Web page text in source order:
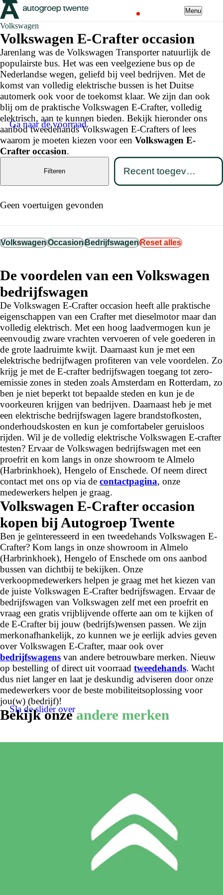
Menu
Volkswagen
Volkswagen E-Crafter occasion
Jarenlang was de Volkswagen Transporter natuurlijk de
populairste bus. Het was een veelgeziene bus op de
Nederlandse wegen, geliefd bij veel bedrijven. Met de
komst van volledig elektrische bussen is het Duitse
automerk ook voor de toekomst klaar. We zijn dan ook
blij om de praktische Volkswagen E-Crafter, volledig
elektrisch, aan te kunnen bieden. Bekijk hieronder ons
aanbod tweedehands Volkswagen E-Crafters of lees
waarom je moeten kiezen voor een Volkswagen E-
Crafter occasion.
Ga naar de voorraad
Geen voertuigen gevonden
Filteren
VolkswagenOccasionBedrijfswagenReset alles
De voordelen van een Volkswagen
bedrijfswagen
De Volkswagen E-Crafter occasion heeft alle praktische
eigenschappen van een Crafter met dieselmotor maar dan
volledig elektrisch. Met een hoog laadvermogen kun je
eenvoudig zware vrachten vervoeren of vele goederen in
de grote laadruimte kwijt. Daarnaast kun je met een
elektrische bedrijfwagen profiteren van vele voordelen. Zo
krijg je met de E-crafter bedrijfswagen toegang tot zero-
emissie zones in steden zoals Amsterdam en Rotterdam, zo
ben je niet beperkt tot bepaalde steden en kun je de
voorkeuren krijgen van bedrijven. Daarnaast heb je met
een elektrische bedrijfswagen lagere brandstofkosten,
onderhoudskosten en kun je comfortabeler geruisloos
rijden. Wil je de volledig elektrische Volkswagen E-crafter
testen? Ervaar de Volkswagen bedrijfswagen met een
proefrit en kom langs in onze showroom te Almelo
(Harbrinkhoek), Hengelo of Enschede. Of neem direct
contact met ons op via de contactpagina, onze
medewerkers helpen je graag.
Volkswagen E-Crafter occasion
kopen bij Autogroep Twente
Ben je geïnteresseerd in een tweedehands Volkswagen E-
Crafter? Kom langs in onze showroom in Almelo
(Harbrinkhoek), Hengelo of Enschede om ons aanbod
bussen van dichtbij te bekijken. Onze
verkoopmedewerkers helpen je graag met het kiezen van
de juiste Volkswagen E-Crafter bedrijfswagen. Ervaar de
bedrijfswagen van Volkswagen zelf met een proefrit en
vraag een gratis vrijblijvende offerte aan om te kijken of
de E-Crafter bij jouw (bedrijfs)wensen passen. We zijn
merkonafhankelijk, zo kunnen we je eerlijk advies geven
over Volkswagen E-Crafter, maar ook over
bedrijfswagens van andere betrouwbare merken. Nieuw
op bestelling of direct uit voorraad tweedehands. Wacht
dus niet langer en laat je deskundig adviseren door onze
medewerkers voor de beste mobiliteitsoplossing voor
jou(w) (bedrijf)!
Bekijk onzeandere merken
Sla de slider over